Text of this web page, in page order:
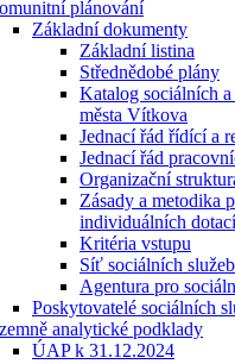
plánování
Základní dokumenty
Základní listina
Střednědobé plány
Katalog sociálních
města Vítkova
Jednací řád řídící a
Jednací řád
Organizační
Zásady a metodika
individuálních dotací
Kritéria vstupu
Síť sociálních služeb
Agentura pro
Poskytovatelé sociálních
analytické podklady
ÚAP k 31.12.2024